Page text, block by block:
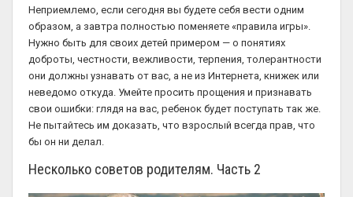
Неприемлемо, если сегодня вы будете себя вести одним
образом, а завтра полностью поменяете «правила игры».
Нужно быть для своих детей примером — о понятиях
доброты, честности, вежливости, терпения, толерантности
они должны узнавать от вас, а не из Интернета, книжек или
неведомо откуда. Умейте просить прощения и признавать
свои ошибки: глядя на вас, ребенок будет поступать так же.
Не пытайтесь им доказать, что взрослый всегда прав, что
бы он ни делал.
Несколько советов родителям. Часть 2